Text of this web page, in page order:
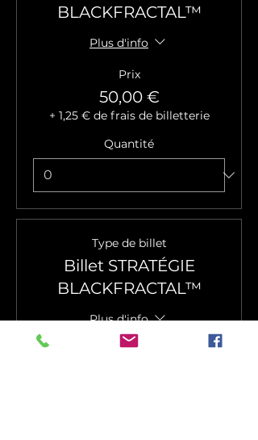
BLACKFRACTAL™
Plus d'info
Prix
50,00 €
+ 1,25 € de frais de billetterie
Quantité
Type de billet
Billet STRATÉGIE
BLACKFRACTAL™
Plus d'info
Prix